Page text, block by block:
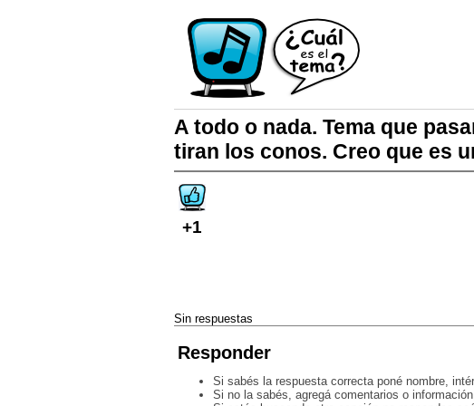
A todo o nada. Tema que
tiran los conos. Creo que es
+1
Sin respuestas
Responder
Si sabés la respuesta correcta poné nombre,
Si no la sabés, agregá comentarios o